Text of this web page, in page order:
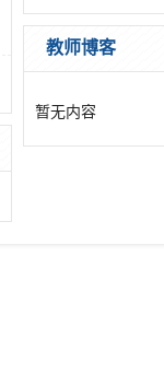
教师博客
暂无内容